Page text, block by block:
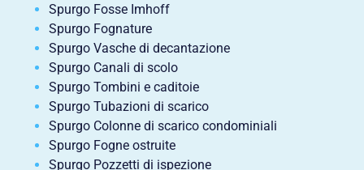
Spurgo Fosse Imhoff
Spurgo Fognature
Spurgo Vasche di decantazione
Spurgo Canali di scolo
Spurgo Tombini e caditoie
Spurgo Tubazioni di scarico
Spurgo Colonne di scarico condominiali
Spurgo Fogne ostruite
Spurgo Pozzetti di ispezione